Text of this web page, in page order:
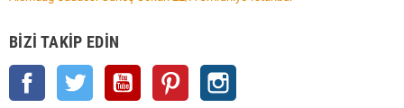
BIZI TAKIP EDIN
Facebook Twitter YouTube Pinterest